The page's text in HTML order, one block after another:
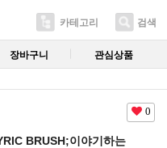
카테고리 검색
장바구니 관심상품
0
BRUSH;이야기하는